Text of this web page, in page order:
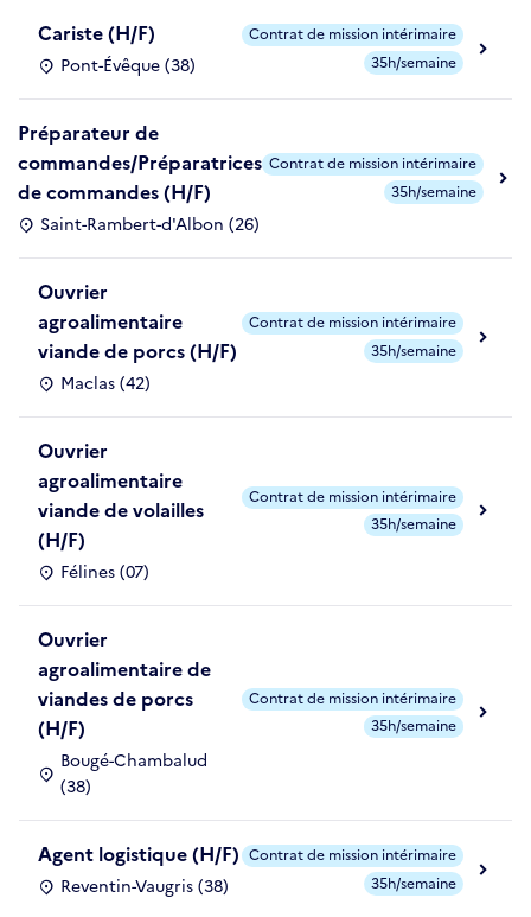
Cariste (H/F)
Pont-Évêque (38)
Contrat de mission intérimaire
35h/semaine
Préparateur de
commandes/Préparatrices
de commandes (H/F)
Saint-Rambert-d'Albon (26)
Contrat de mission intérimaire
35h/semaine
Ouvrier
agroalimentaire
viande de porcs (H/F)
Maclas (42)
Contrat de mission intérimaire
35h/semaine
Ouvrier
agroalimentaire
viande de volailles
(H/F)
Félines (07)
Contrat de mission intérimaire
35h/semaine
Ouvrier
agroalimentaire de
viandes de porcs
(H/F)
Bougé-Chambalud
(38)
Contrat de mission intérimaire
35h/semaine
Agent logistique (H/F)
Reventin-Vaugris (38)
Contrat de mission intérimaire
35h/semaine